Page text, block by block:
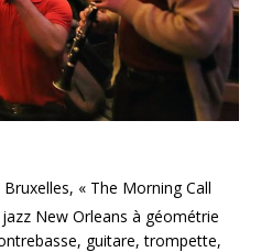
« The Morning Call
New Orleans à géométrie
guitare, trompette,